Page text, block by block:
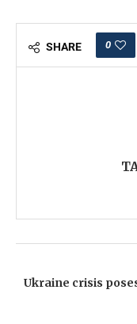
SHARE 0
Ukraine crisis